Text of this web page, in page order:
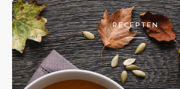
RECEPTEN